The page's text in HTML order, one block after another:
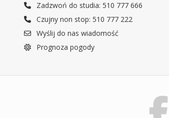
Zadzwoń do studia: 510 777 666
Czujny non stop: 510 777 222
Wyślij do nas wiadomość
Prognoza pogody